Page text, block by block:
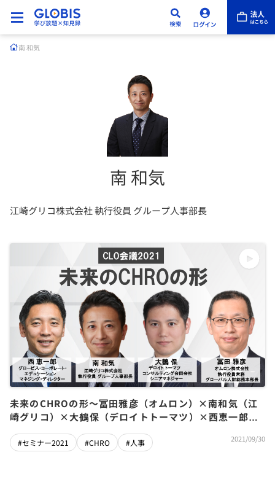
南 和気
南 和気
江崎グリコ株式会社 執行役員 グループ人事部長
未来のCHROの形〜冨田雅彦（オムロン）×南和気（江
崎グリコ）×大鶴保（デロイトトーマツ）×西恵一郎
#セミナー2021 #CHRO #人事 2021/09/30